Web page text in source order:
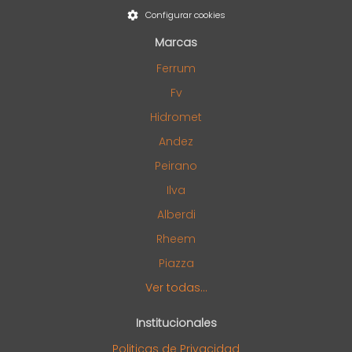
Configurar cookies
Marcas
Ferrum
Fv
Hidromet
Andez
Peirano
Ilva
Alberdi
Rheem
Piazza
Ver todas...
Institucionales
Politicas de Privacidad